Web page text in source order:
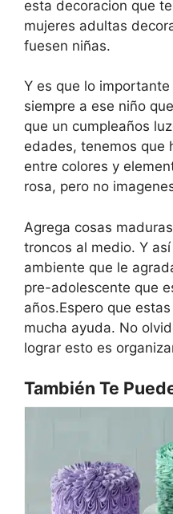
esta decoracion que
mujeres adultas
fuesen niñas.
Y es que lo
siempre a ese niño
que un cumpleaños
edades, tenemos que
entre colores y
rosa, pero no
Agrega cosas
troncos al medio. Y
ambiente que le
pre-adolescente que
años.Espero que
mucha ayuda. No
lograr esto es
También Te